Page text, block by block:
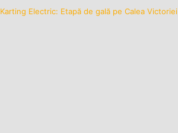
Karting Electric: Etapă de gală pe Calea Victoriei